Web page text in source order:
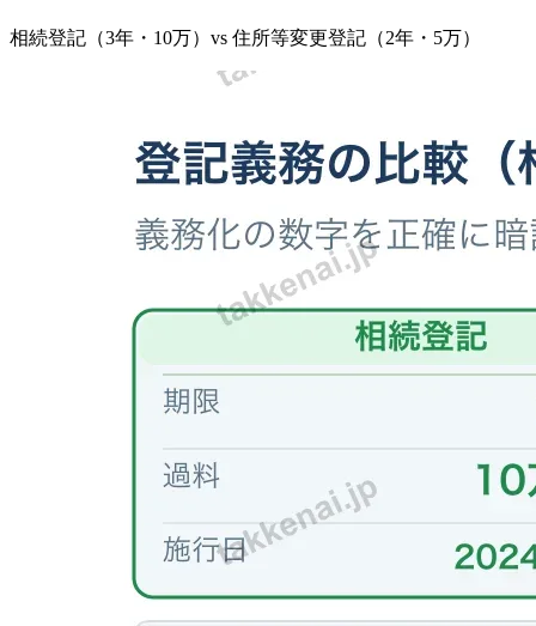
相続登記（3年・10万）vs 住所等変更登記（2年・5万）